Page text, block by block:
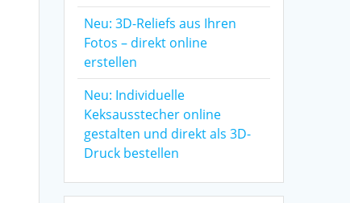
Neu: 3D-Reliefs aus Ihren
Fotos – direkt online
erstellen
Neu: Individuelle
Keksausstecher online
gestalten und direkt als 3D-
Druck bestellen